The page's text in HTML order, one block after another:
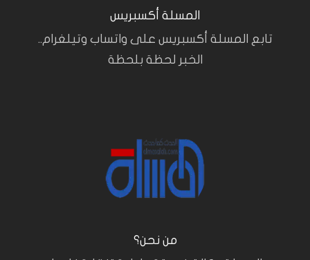
المسلة أكسبريس
تابع المسلة أكسبريس على واتساب وتيلغرام..
الخبر لحظة بلحظة
من نحن؟